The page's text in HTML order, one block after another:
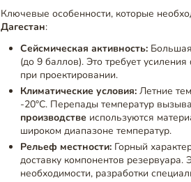
Ключевые особенности, которые
Дагестан:
Сейсмическая активность:
(до 9 баллов). Это требует
при проектировании.
Климатические условия: Летние
-20°C. Перепады температур
производстве используются
широком диапазоне температур.
Рельеф местности: Горный
доставку компонентов резервуара.
необходимости, разработки